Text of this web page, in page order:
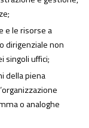
e le risorse a
dirigenziale non
singoli uffici;
della piena
o analoghe